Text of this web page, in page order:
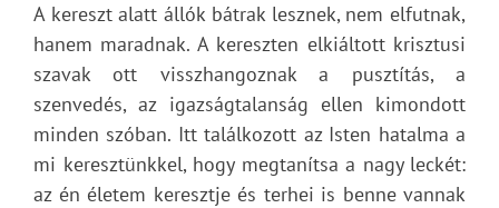
A kereszt alatt állók bátrak lesznek, nem elfutnak,
hanem maradnak. A kereszten elkiáltott krisztusi
szavak ott visszhangoznak a pusztítás, a
szenvedés, az igazságtalanság ellen kimondott
minden szóban. Itt találkozott az Isten hatalma a
mi keresztünkkel, hogy megtanítsa a nagy leckét:
az én életem keresztje és terhei is benne vannak